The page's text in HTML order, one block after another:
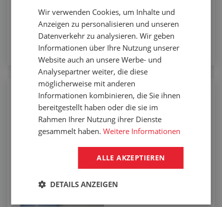
Manuelles Zuschneiden von
Schläuchen auf die erforderliche Länge
Wir verwenden Cookies, um Inhalte und
Anzeigen zu personalisieren und unseren
Datenverkehr zu analysieren. Wir geben
Informationen über Ihre Nutzung unserer
Website auch an unsere Werbe- und
Analysepartner weiter, die diese
möglicherweise mit anderen
Informationen kombinieren, die Sie ihnen
bereitgestellt haben oder die sie im
Rahmen Ihrer Nutzung ihrer Dienste
gesammelt haben.Weitere Informationen
ALLE AKZEPTIEREN
DETAILS ANZEIGEN